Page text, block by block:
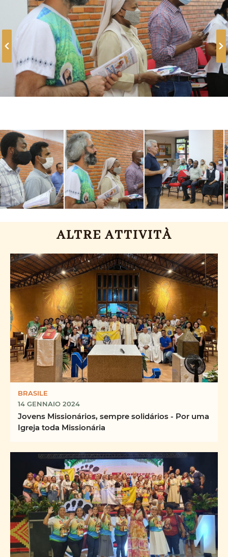
ALTRE ATTIVITÀ
BRASILE
14 GENNAIO 2024
Jovens Missionários, sempre solidários - Por uma
Igreja toda Missionária